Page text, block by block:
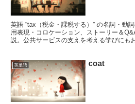
英語 “tax（税金・課税する）” の名詞・動
用表現・コロケーション、ストーリー＆
説。公共サービスの支えを考える学びにも
英単語 coat